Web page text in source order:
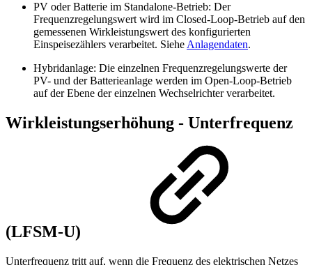
PV oder Batterie im Standalone-Betrieb: Der
Frequenzregelungswert wird im Closed-Loop-Betrieb auf den
gemessenen Wirkleistungswert des konfigurierten
Einspeisezählers verarbeitet. Siehe Anlagendaten.
Hybridanlage: Die einzelnen Frequenzregelungswerte der
PV- und der Batterieanlage werden im Open-Loop-Betrieb
auf der Ebene der einzelnen Wechselrichter verarbeitet.
Wirkleistungserhöhung - Unterfrequenz
(LFSM-U)
Unterfrequenz tritt auf, wenn die Frequenz des elektrischen Netzes